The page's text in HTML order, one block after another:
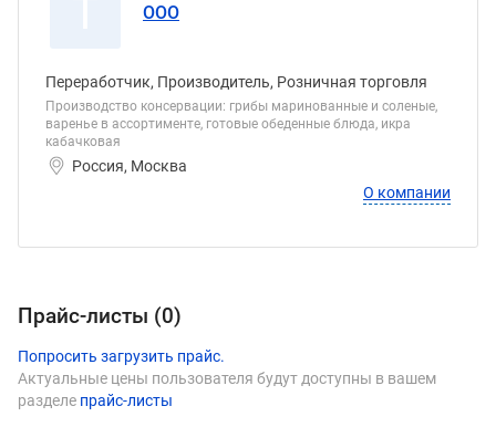
ООО
Переработчик, Производитель, Розничная торговля
Производство консервации: грибы маринованные и соленые,
варенье в ассортименте, готовые обеденные блюда, икра
кабачковая
Россия, Москва
О компании
Прайс-листы (0)
Попросить загрузить прайс.
Актуальные цены пользователя будут доступны в вашем
разделе прайс-листы